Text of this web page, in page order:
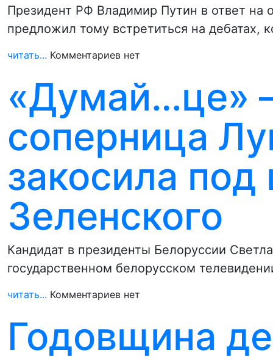
Президент РФ Владимир Путин в ответ
предложил тому встретиться на дебатах,
читать... Комментариев нет
«Думай…це»
соперница
закосила
Зеленского
Кандидат в президенты Белоруссии
государственном белорусском
читать... Комментариев нет
Годовщина